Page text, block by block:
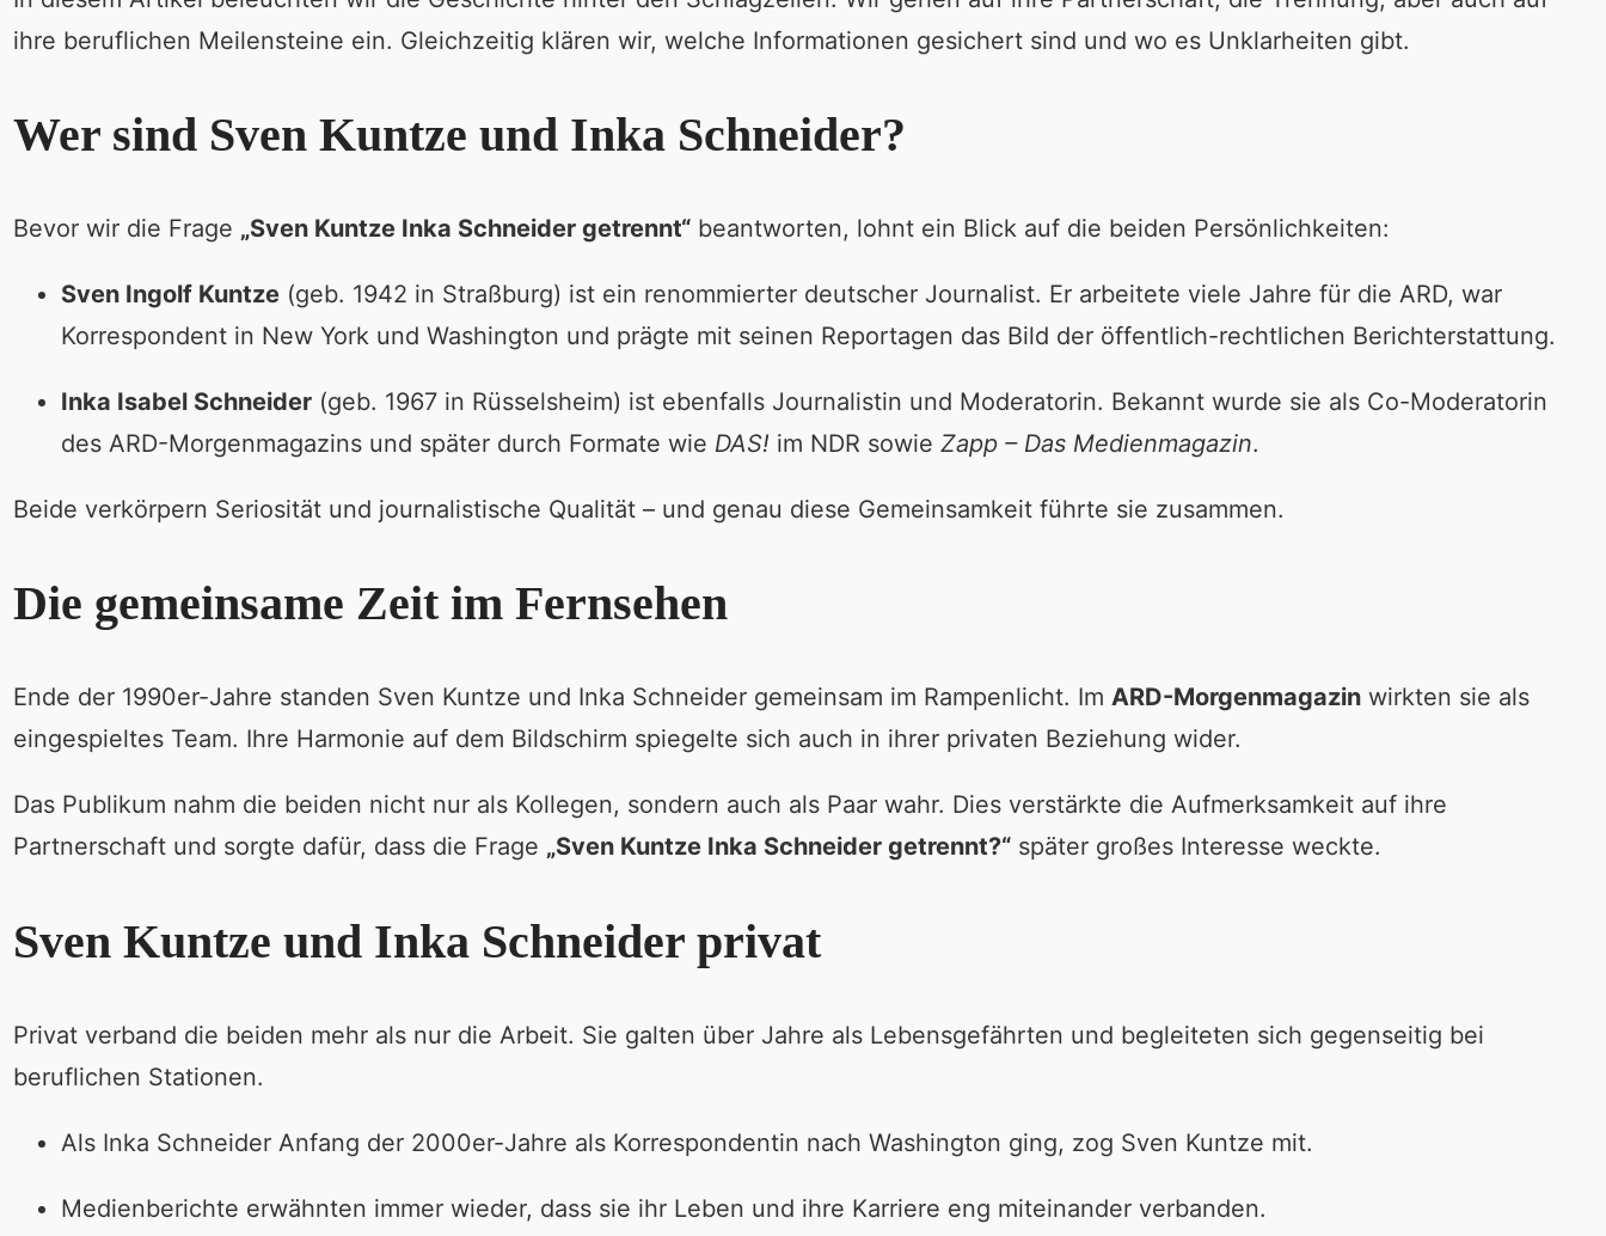
ihre beruflichen Meilensteine ein. Gleichzeitig klären wir, welche Informationen gesichert sind und wo es Unklarheiten gibt.
Wer sind Sven Kuntze und Inka Schneider?
Bevor wir die Frage „Sven Kuntze Inka Schneider getrennt“beantworten, lohnt ein Blick auf die beiden Persönlichkeiten:
Sven Ingolf Kuntze(geb. 1942 in Straßburg) ist ein renommierter deutscher Journalist. Er arbeitete viele Jahre für die ARD, war
Korrespondent in New York und Washington und prägte mit seinen Reportagen das Bild der öffentlich-rechtlichen Berichterstattung.
Inka Isabel Schneider(geb. 1967 in Rüsselsheim) ist ebenfalls Journalistin und Moderatorin. Bekannt wurde sie als Co-Moderatorin
des ARD-Morgenmagazins und später durch Formate wie DAS! im NDR sowie Zapp – Das Medienmagazin.
Beide verkörpern Seriosität und journalistische Qualität – und genau diese Gemeinsamkeit führte sie zusammen.
Die gemeinsame Zeit im Fernsehen
Ende der 1990er-Jahre standen Sven Kuntze und Inka Schneider gemeinsam im Rampenlicht. Im ARD-Morgenmagazinwirkten sie als
eingespieltes Team. Ihre Harmonie auf dem Bildschirm spiegelte sich auch in ihrer privaten Beziehung wider.
Das Publikum nahm die beiden nicht nur als Kollegen, sondern auch als Paar wahr. Dies verstärkte die Aufmerksamkeit auf ihre
Partnerschaft und sorgte dafür, dass die Frage „Sven Kuntze Inka Schneider getrennt?“später großes Interesse weckte.
Sven Kuntze und Inka Schneider privat
Privat verband die beiden mehr als nur die Arbeit. Sie galten über Jahre als Lebensgefährten und begleiteten sich gegenseitig bei
beruflichen Stationen.
Als Inka Schneider Anfang der 2000er-Jahre als Korrespondentin nach Washington ging, zog Sven Kuntze mit.
Medienberichte erwähnten immer wieder, dass sie ihr Leben und ihre Karriere eng miteinander verbanden.